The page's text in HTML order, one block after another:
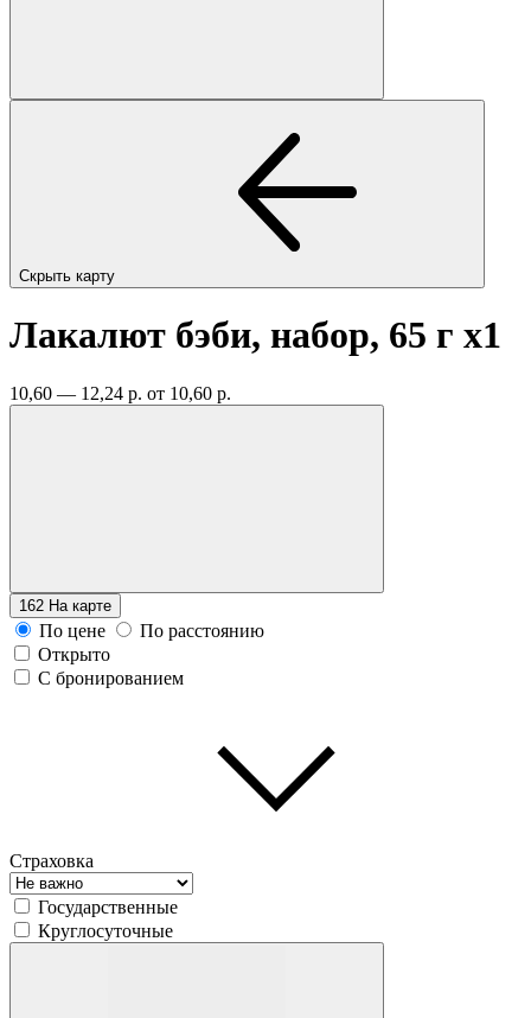
Скрыть карту
Лакалют бэби, набор, 65 г x1
10,60 — 12,24 р. от 10,60 р.
162 На карте
По цене
По расстоянию
Открыто
С бронированием
Страховка
Государственные
Круглосуточные